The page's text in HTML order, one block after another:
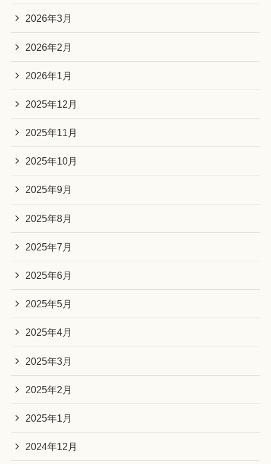
2026年3月
2026年2月
2026年1月
2025年12月
2025年11月
2025年10月
2025年9月
2025年8月
2025年7月
2025年6月
2025年5月
2025年4月
2025年3月
2025年2月
2025年1月
2024年12月